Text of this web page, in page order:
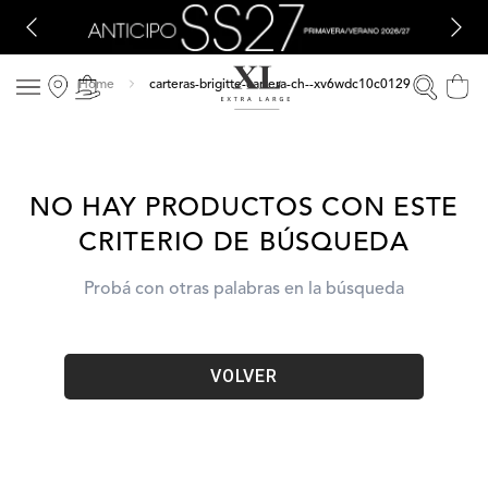
carteras-brigitte-cartera-ch--xv6wdc10c0129
NO HAY PRODUCTOS CON ESTE
CRITERIO DE BÚSQUEDA
Probá con otras palabras en la búsqueda
VOLVER